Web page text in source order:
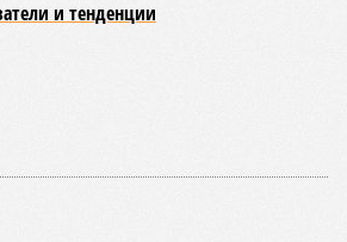
Михаила Горшенева обратилась в